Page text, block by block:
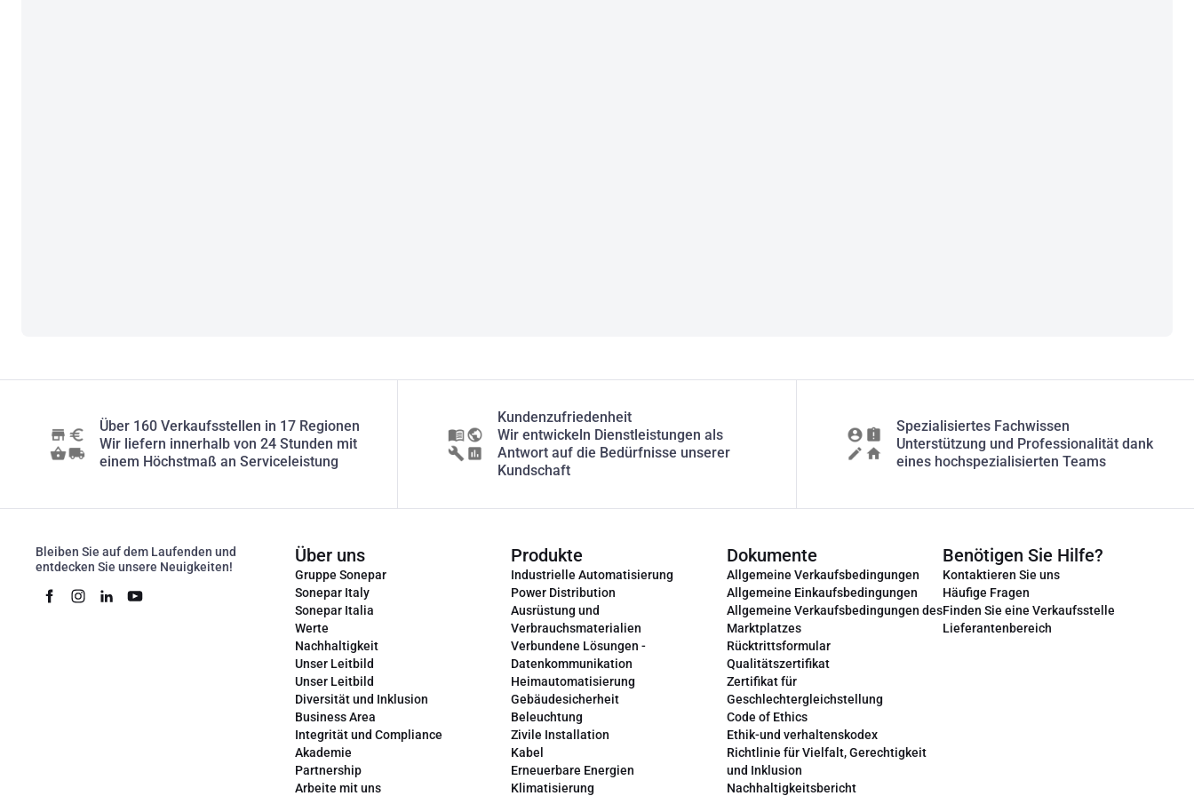
Über 160 Verkaufsstellen in 17 Regionen
Wir liefern innerhalb von 24 Stunden mit
einem Höchstmaß an Serviceleistung
Kundenzufriedenheit
Wir entwickeln Dienstleistungen als
Antwort auf die Bedürfnisse unserer
Kundschaft
Spezialisiertes Fachwissen
Unterstützung und Professionalität dank
eines hochspezialisierten Teams
Bleiben Sie auf dem Laufenden und
entdecken Sie unsere Neuigkeiten!
Über uns
Gruppe Sonepar
Sonepar Italy
Sonepar Italia
Werte
Nachhaltigkeit
Unser Leitbild
Unser Leitbild
Diversität und Inklusion
Business Area
Integrität und Compliance
Akademie
Partnership
Arbeite mit uns
Produkte
Industrielle Automatisierung
Power Distribution
Ausrüstung und
Verbrauchsmaterialien
Verbundene Lösungen -
Datenkommunikation
Heimautomatisierung
Gebäudesicherheit
Beleuchtung
Zivile Installation
Kabel
Erneuerbare Energien
Klimatisierung
Dokumente
Allgemeine Verkaufsbedingungen
Allgemeine Einkaufsbedingungen
Allgemeine Verkaufsbedingungen des
Marktplatzes
Rücktrittsformular
Qualitätszertifikat
Zertifikat für
Geschlechtergleichstellung
Code of Ethics
Ethik-und verhaltenskodex
Richtlinie für Vielfalt, Gerechtigkeit
und Inklusion
Nachhaltigkeitsbericht
Benötigen Sie Hilfe?
Kontaktieren Sie uns
Häufige Fragen
Finden Sie eine Verkaufsstelle
Lieferantenbereich